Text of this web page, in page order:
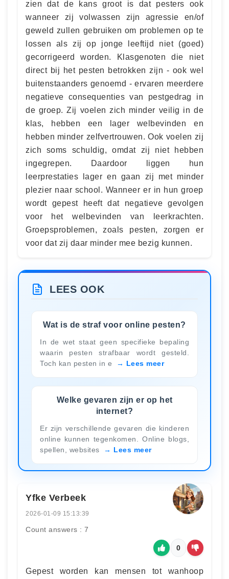
zien dat de kans groot is dat pesters ook
wanneer zij volwassen zijn agressie en/of
geweld zullen gebruiken om problemen op te
lossen als zij op jonge leeftijd niet (goed)
gecorrigeerd worden. Klasgenoten die niet
direct bij het pesten betrokken zijn - ook wel
buitenstaanders genoemd - ervaren meerdere
negatieve consequenties van pestgedrag in
de groep. Zij voelen zich minder veilig in de
klas, hebben een lager welbevinden en
hebben minder zelfvertrouwen. Ook voelen zij
zich soms schuldig, omdat zij niet hebben
ingegrepen. Daardoor liggen hun
leerprestaties lager en gaan zij met minder
plezier naar school. Wanneer er in hun groep
wordt gepest heeft dat negatieve gevolgen
voor het welbevinden van leerkrachten.
Groepsproblemen, zoals pesten, zorgen er
voor dat zij daar minder mee bezig kunnen.
LEES OOK
Wat is de straf voor online pesten?
In de wet staat geen specifieke bepaling
waarin pesten strafbaar wordt gesteld.
Toch kan pesten in e
Lees meer
Welke gevaren zijn er op het
internet?
Er zijn verschillende gevaren die kinderen
online kunnen tegenkomen. Online blogs,
spellen, websites
Lees meer
Yfke Verbeek
2026-01-09 15:13:39
Count answers : 7
0
Gepest worden kan mensen tot wanhoop